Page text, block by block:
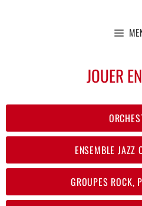
JOUER
ENSEMBLE JAZZ
GROUPES ROCK,